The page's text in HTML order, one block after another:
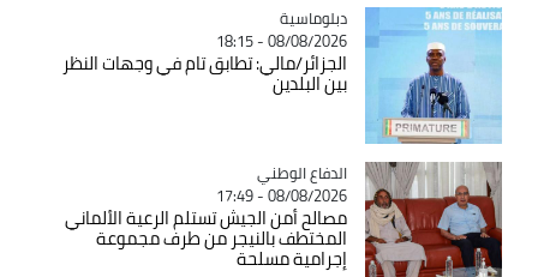
Catégorie
دبلوماسية
08/08/2026 - 18:15
الجزائر/مالي: تطابق تام في وجهات النظر
بين البلدين
Catégorie
الدفاع الوطني
08/08/2026 - 17:49
مصالح أمن الجيش تستلم الرعية الألماني
المختطف بالنيجر من طرف مجموعة
إجرامية مسلحة